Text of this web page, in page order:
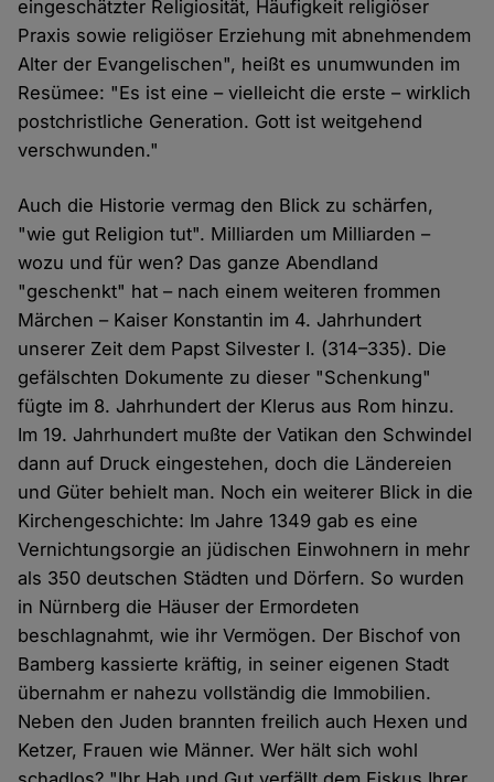
eingeschätzter Religiosität, Häufigkeit religiöser
Praxis sowie religiöser Erziehung mit abnehmendem
Alter der Evangelischen", heißt es unumwunden im
Resümee: "Es ist eine – vielleicht die erste – wirklich
postchristliche Generation. Gott ist weitgehend
verschwunden."
Auch die Historie vermag den Blick zu schärfen,
"wie gut Religion tut". Milliarden um Milliarden –
wozu und für wen? Das ganze Abendland
"geschenkt" hat – nach einem weiteren frommen
Märchen – Kaiser Konstantin im 4. Jahrhundert
unserer Zeit dem Papst Silvester I. (314–335). Die
gefälschten Dokumente zu dieser "Schenkung"
fügte im 8. Jahrhundert der Klerus aus Rom hinzu.
Im 19. Jahrhundert mußte der Vatikan den Schwindel
dann auf Druck eingestehen, doch die Ländereien
und Güter behielt man. Noch ein weiterer Blick in die
Kirchengeschichte: Im Jahre 1349 gab es eine
Vernichtungsorgie an jüdischen Einwohnern in mehr
als 350 deutschen Städten und Dörfern. So wurden
in Nürnberg die Häuser der Ermordeten
beschlagnahmt, wie ihr Vermögen. Der Bischof von
Bamberg kassierte kräftig, in seiner eigenen Stadt
übernahm er nahezu vollständig die Immobilien.
Neben den Juden brannten freilich auch Hexen und
Ketzer, Frauen wie Männer. Wer hält sich wohl